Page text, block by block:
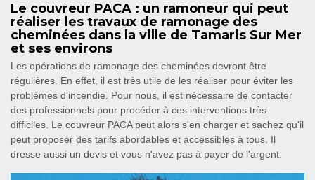
Le couvreur PACA : un ramoneur qui peut
réaliser les travaux de ramonage des
cheminées dans la ville de Tamaris Sur Mer
et ses environs
Les opérations de ramonage des cheminées devront être
régulières. En effet, il est très utile de les réaliser pour éviter les
problèmes d'incendie. Pour nous, il est nécessaire de contacter
des professionnels pour procéder à ces interventions très
difficiles. Le couvreur PACA peut alors s'en charger et sachez qu'il
peut proposer des tarifs abordables et accessibles à tous. Il
dresse aussi un devis et vous n'avez pas à payer de l'argent.